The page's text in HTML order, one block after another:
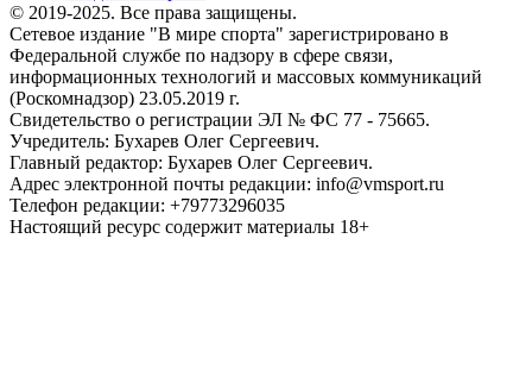
© 2019-2025. Все права защищены.
Сетевое издание "В мире спорта" зарегистрировано в
Федеральной службе по надзору в сфере связи,
информационных технологий и массовых коммуникаций
(Роскомнадзор) 23.05.2019 г.
Свидетельство о регистрации ЭЛ № ФС 77 - 75665.
Учредитель: Бухарев Олег Сергеевич.
Главный редактор: Бухарев Олег Сергеевич.
Адрес электронной почты редакции: info@vmsport.ru
Телефон редакции: +79773296035
Настоящий ресурс содержит материалы 18+